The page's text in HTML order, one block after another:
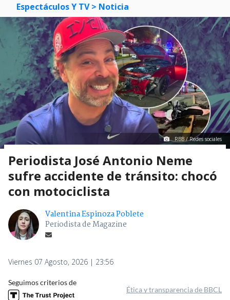
Espectáculos Y TV > Noticia
RBB / Redes sociales
Periodista José Antonio Neme
sufre accidente de tránsito: chocó
con motociclista
Valentina Espinoza Poblete
Periodista de Magazine
Viernes 07 Agosto, 2026 | 23:56
Seguimos criterios de
Ética y transparencia de BBCL